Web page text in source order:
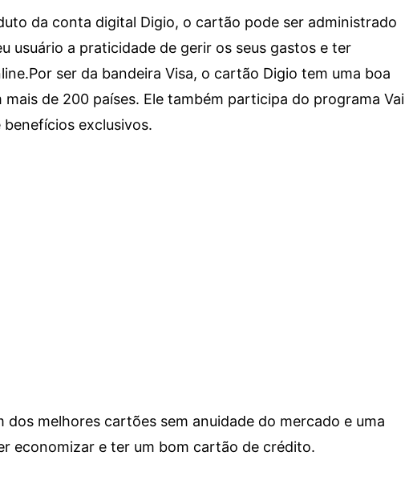
da conta digital Digio, o cartão pode ser administrado
usuário a praticidade de gerir os seus gastos e ter
Por ser da bandeira Visa, o cartão Digio tem uma boa
de 200 países. Ele também participa do programa Vai
exclusivos.
dos melhores cartões sem anuidade do mercado e uma
economizar e ter um bom cartão de crédito.